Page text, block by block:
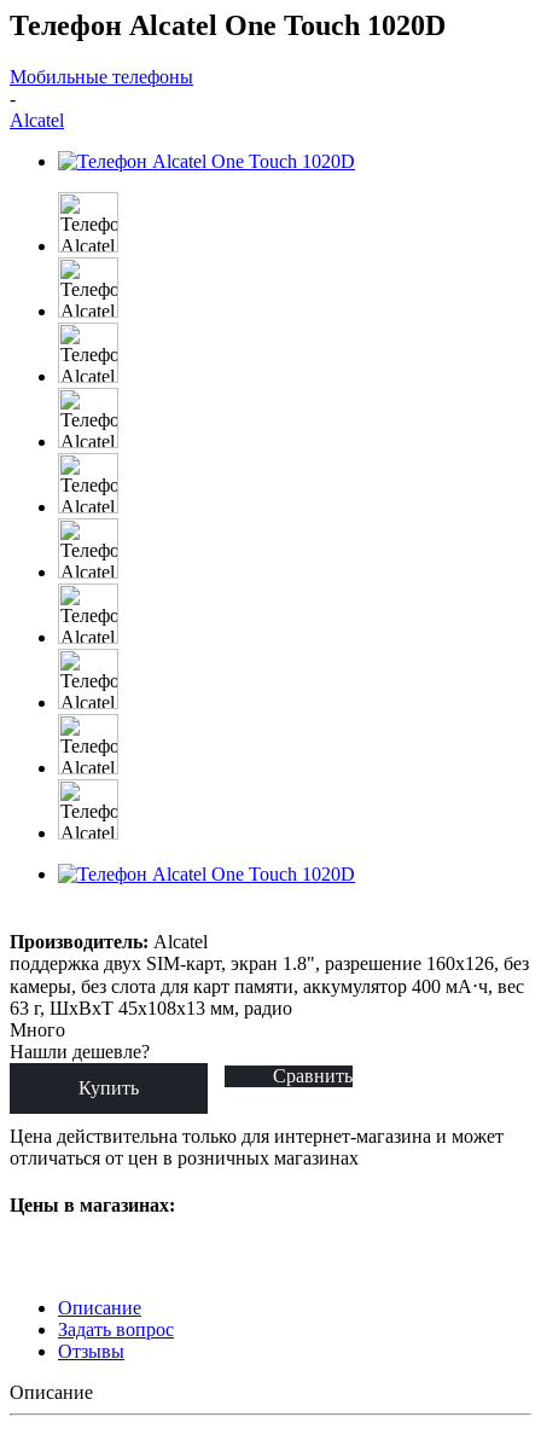
Телефон Alcatel One Touch 1020D
Мобильные телефоны
-
Alcatel
Производитель: Alcatel
поддержка двух SIM-карт, экран 1.8", разрешение 160x126, без
камеры, без слота для карт памяти, аккумулятор 400 мА⋅ч, вес
63 г, ШxВxТ 45x108x13 мм, радио
Много
Нашли дешевле?
Купить
Сравнить
Цена действительна только для интернет-магазина и может
отличаться от цен в розничных магазинах
Цены в магазинах:
Описание
Задать вопрос
Отзывы
Описание